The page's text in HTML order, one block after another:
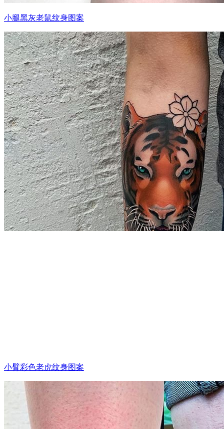
小腿黑灰老鼠纹身图案
小臂彩色老虎纹身图案